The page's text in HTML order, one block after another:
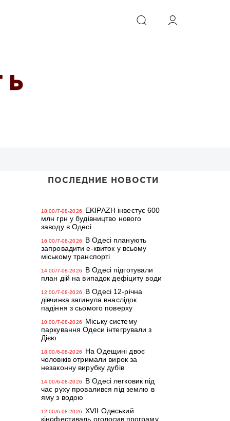
ИСКАТЬ
Ь
ПОСЛЕДНИЕ НОВОСТИ
18:00/7-08-2026
EKIPAZH інвестує 600
млн грн у будівництво нового
заводу в Одесі
16:00/7-08-2026
В Одесі планують
запровадити е-квиток у всьому
міському транспорті
14:00/7-08-2026
В Одесі підготували
план дій на випадок дефіциту води
12:00/7-08-2026
В Одесі 12-річна
дівчинка загинула внаслідок
падіння з сьомого поверху
10:00/7-08-2026
Міську систему
паркування Одеси інтегрували з
Дією
18:00/6-08-2026
На Одещині двоє
чоловіків отримали вирок за
незаконну вирубку дубів
14:00/6-08-2026
В Одесі легковик під
час руху провалився під землю в
яму з водою
12:00/6-08-2026
XVII Одеський
кінофестиваль оголосив програму